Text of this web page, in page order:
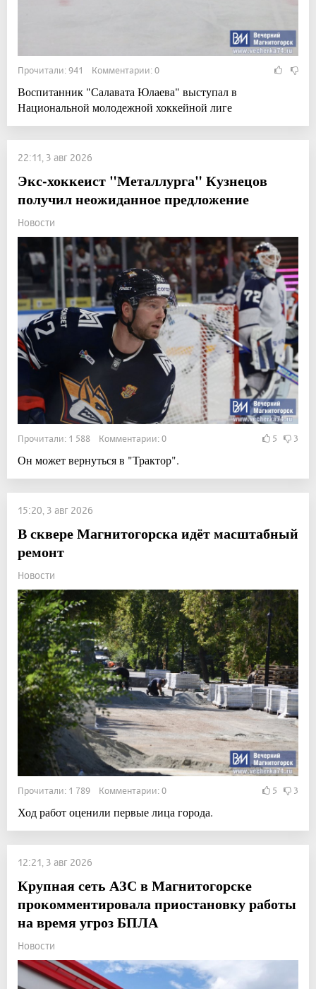
Прочитали: 941 Комментарии: 0
Воспитанник "Салавата Юлаева" выступал в
Национальной молодежной хоккейной лиге
22:11, 3 авг 2026
Экс-хоккеист "Металлурга" Кузнецов
получил неожиданное предложение
Новости
Прочитали: 1 588 Комментарии: 0 5 3
Он может вернуться в "Трактор".
15:20, 3 авг 2026
В сквере Магнитогорска идёт масштабный
ремонт
Новости
Прочитали: 1 789 Комментарии: 0 5 3
Ход работ оценили первые лица города.
12:21, 3 авг 2026
Крупная сеть АЗС в Магнитогорске
прокомментировала приостановку работы
на время угроз БПЛА
Новости